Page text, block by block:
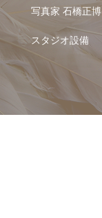
写真家 石橋正博
スタジオ設備